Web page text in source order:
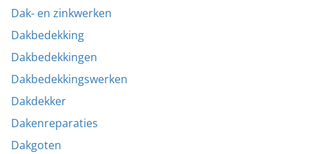
Dak- en zinkwerken
Dakbedekking
Dakbedekkingen
Dakbedekkingswerken
Dakdekker
Dakenreparaties
Dakgoten